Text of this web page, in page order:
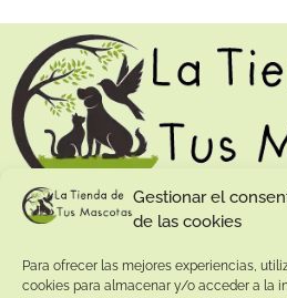
Gestionar el
de las cookies
Para ofrecer las mejores experiencias,
cookies para almacenar y/o acceder a la
Contacto:
Dirección: